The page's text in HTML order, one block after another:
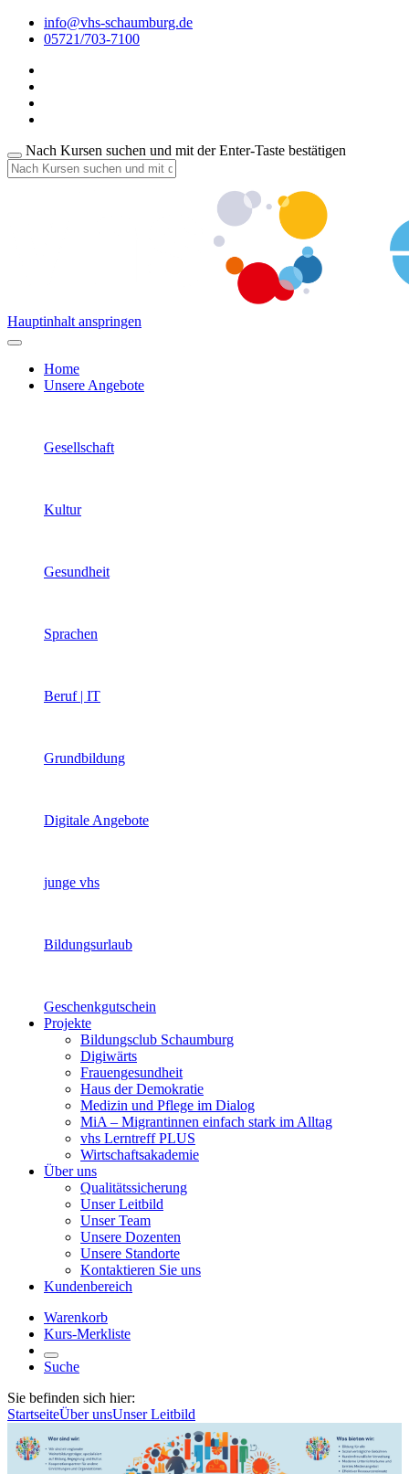
info@vhs-schaumburg.de
05721/703-7100
Nach Kursen suchen und mit der Enter-Taste bestätigen
Hauptinhalt anspringen
Home
Unsere Angebote
Gesellschaft
Kultur
Gesundheit
Sprachen
Beruf | IT
Grundbildung
Digitale Angebote
junge vhs
Bildungsurlaub
Geschenkgutschein
Projekte
Bildungsclub Schaumburg
Digiwärts
Frauengesundheit
Haus der Demokratie
Medizin und Pflege im Dialog
MiA – Migrantinnen einfach stark im Alltag
vhs Lerntreff PLUS
Wirtschaftsakademie
Über uns
Qualitätssicherung
Unser Leitbild
Unser Team
Unsere Dozenten
Unsere Standorte
Kontaktieren Sie uns
Kundenbereich
Warenkorb
Kurs-Merkliste
Suche
Sie befinden sich hier:
StartseiteÜber unsUnser Leitbild